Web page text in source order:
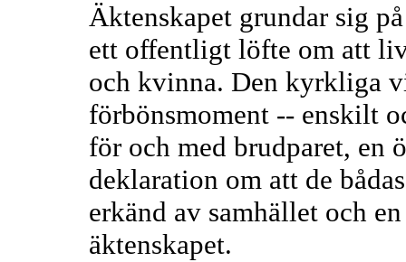
Äktenskapet grundar sig
ett offentligt löfte om att
och kvinna. Den kyrkliga
förbönsmoment -- enskilt
för och med brudparet, en
deklaration om att de
erkänd av samhället och
äktenskapet.